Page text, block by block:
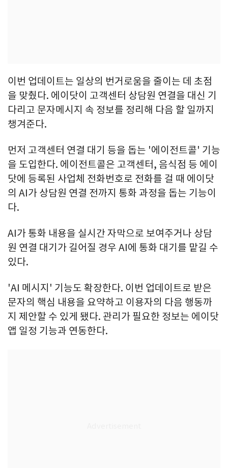
이번 업데이트는 일상의 번거로움을 줄이는 데 초점
을 맞췄다. 에이닷이 고객센터 상담원 연결을 대신 기
다리고 문자메시지 속 정보를 정리해 다음 할 일까지
챙겨준다.
먼저 고객센터 연결 대기 등을 돕는 '에이전트콜' 기능
을 도입한다. 에이전트콜은 고객센터, 음식점 등 에이
닷에 등록된 사업체 전화번호로 전화를 걸 때 에이닷
의 AI가 상담원 연결 전까지 통화 과정을 돕는 기능이
다.
AI가 통화 내용을 실시간 자막으로 보여주거나 상담
원 연결 대기가 길어질 경우 AI에 통화 대기를 맡길 수
있다.
'AI 메시지' 기능도 확장한다. 이번 업데이트로 받은
문자의 핵심 내용을 요약하고 이용자의 다음 행동까
지 제안할 수 있게 됐다. 관리가 필요한 정보는 에이닷
앱 일정 기능과 연동한다.